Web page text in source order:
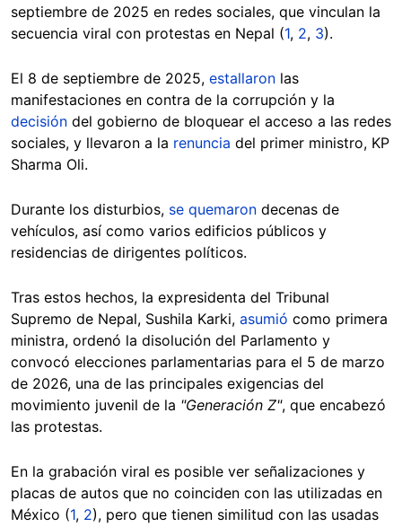
septiembre de 2025 en redes sociales, que vinculan la
secuencia viral con protestas en Nepal (1, 2, 3).
El 8 de septiembre de 2025, estallaron las
manifestaciones en contra de la corrupción y la
decisión del gobierno de bloquear el acceso a las redes
sociales, y llevaron a la renuncia del primer ministro, KP
Sharma Oli.
Durante los disturbios, se quemaron decenas de
vehículos, así como varios edificios públicos y
residencias de dirigentes políticos.
Tras estos hechos, la expresidenta del Tribunal
Supremo de Nepal, Sushila Karki, asumió como primera
ministra, ordenó la disolución del Parlamento y
convocó elecciones parlamentarias para el 5 de marzo
de 2026, una de las principales exigencias del
movimiento juvenil de la "Generación Z", que encabezó
las protestas.
En la grabación viral es posible ver señalizaciones y
placas de autos que no coinciden con las utilizadas en
México (1, 2), pero que tienen similitud con las usadas